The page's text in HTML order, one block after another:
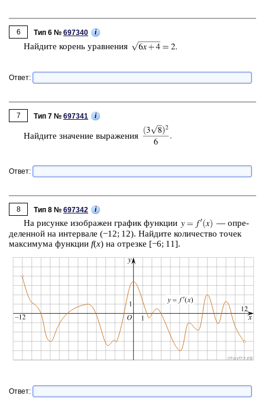
6 Тип 6 № 697340 i
Най­ди­те ко­рень урав­не­ния
Ответ:
7 Тип 7 № 697341 i
Най­ди­те зна­че­ние вы­ра­же­ния
Ответ:
8 Тип 8 № 697342 i
На ри­сун­ке изоб­ра­жен гра­фик функ­ции
— опре­
де­лен­ной на ин­тер­ва­ле (−12; 12). Най­ди­те ко­ли­че­ство точек
мак­си­му­ма функ­ции f(x) на от­рез­ке [−6; 11].
Ответ: